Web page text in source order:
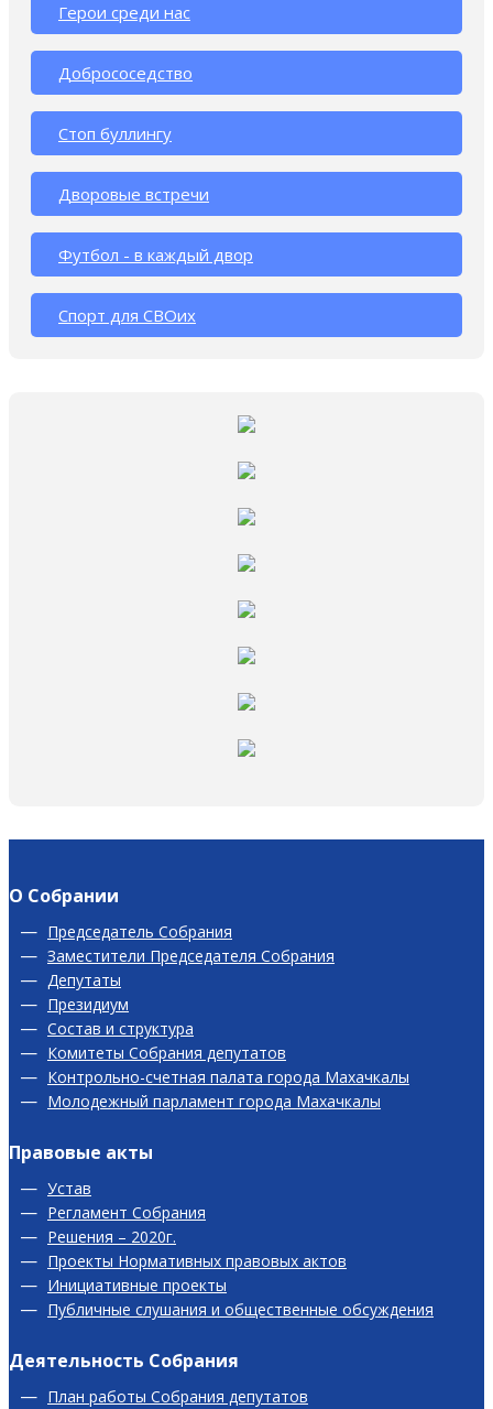
Герои среди нас
Добрососедство
Стоп буллингу
Дворовые встречи
Футбол - в каждый двор
Спорт для СВОих
О Собрании
Председатель Собрания
Заместители Председателя Собрания
Депутаты
Президиум
Состав и структура
Комитеты Собрания депутатов
Контрольно-счетная палата города Махачкалы
Молодежный парламент города Махачкалы
Правовые акты
Устав
Регламент Собрания
Решения – 2020г.
Проекты Нормативных правовых актов
Инициативные проекты
Публичные слушания и общественные обсуждения
Деятельность Собрания
План работы Собрания депутатов